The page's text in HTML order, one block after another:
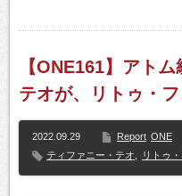
【ONE161】アト
テオが、リトゥ・
2022.09.29 Report ONE
ティファニー・テオ
リトゥ